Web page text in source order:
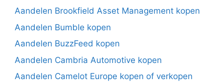
Aandelen Brookfield Asset Management kopen
Aandelen Bumble kopen
Aandelen BuzzFeed kopen
Aandelen Cambria Automotive kopen
Aandelen Camelot Europe kopen of verkopen